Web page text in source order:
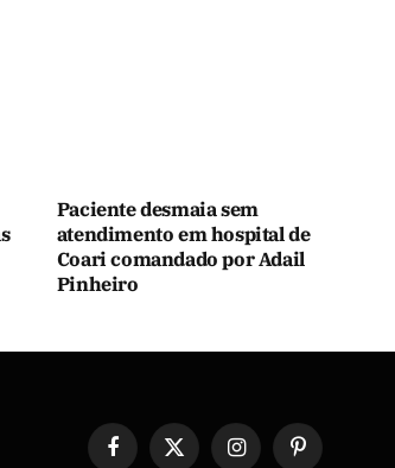
Paciente desmaia sem
atendimento em hospital de
Coari comandado por Adail
Pinheiro
Facebook
X InstagramPinterest